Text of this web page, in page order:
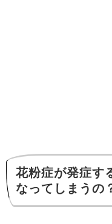
花粉症が発症す
なってしまうの